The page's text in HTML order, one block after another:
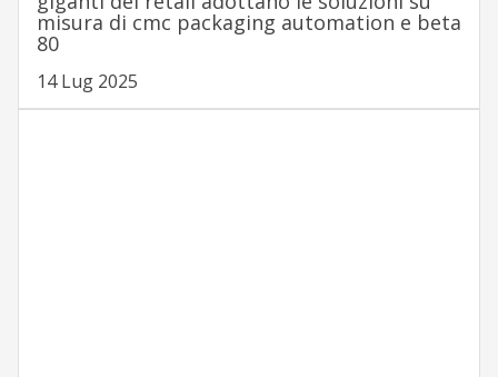
misura di cmc packaging automation e beta
80
14 Lug 2025